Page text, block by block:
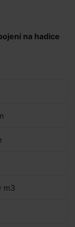
na hadice
m3